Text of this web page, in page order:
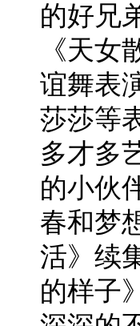
的好兄
《天
谊舞表
莎莎等
多才多
的小伙
春和梦
活》续
的样子